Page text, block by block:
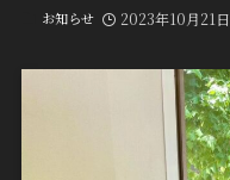
お知らせ 2023年10月21日